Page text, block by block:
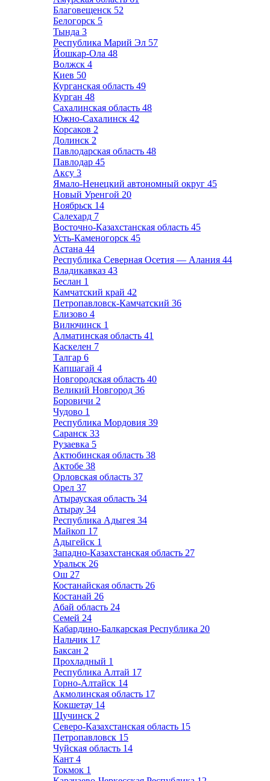
Благовещенск 52
Белогорск 5
Тында 3
Республика Марий Эл 57
Йошкар-Ола 48
Волжск 4
Киев 50
Курганская область 49
Курган 48
Сахалинская область 48
Южно-Сахалинск 42
Корсаков 2
Долинск 2
Павлодарская область 48
Павлодар 45
Аксу 3
Ямало-Ненецкий автономный округ 45
Новый Уренгой 20
Ноябрьск 14
Салехард 7
Восточно-Казахстанская область 45
Усть-Каменогорск 45
Астана 44
Республика Северная Осетия — Алания 44
Владикавказ 43
Беслан 1
Камчатский край 42
Петропавловск-Камчатский 36
Елизово 4
Вилючинск 1
Алматинская область 41
Каскелен 7
Талгар 6
Капшагай 4
Новгородская область 40
Великий Новгород 36
Боровичи 2
Чудово 1
Республика Мордовия 39
Саранск 33
Рузаевка 5
Актюбинская область 38
Актобе 38
Орловская область 37
Орел 37
Атырауская область 34
Атырау 34
Республика Адыгея 34
Майкоп 17
Адыгейск 1
Западно-Казахстанская область 27
Уральск 26
Ош 27
Костанайская область 26
Костанай 26
Абай область 24
Семей 24
Кабардино-Балкарская Республика 20
Нальчик 17
Баксан 2
Прохладный 1
Республика Алтай 17
Горно-Алтайск 14
Акмолинская область 17
Кокшетау 14
Щучинск 2
Северо-Казахстанская область 15
Петропавловск 15
Чуйская область 14
Кант 4
Токмок 1